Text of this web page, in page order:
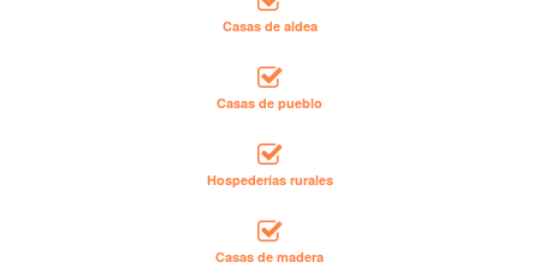
Casas de aldea
Casas de pueblo
Hospederías rurales
Casas de madera